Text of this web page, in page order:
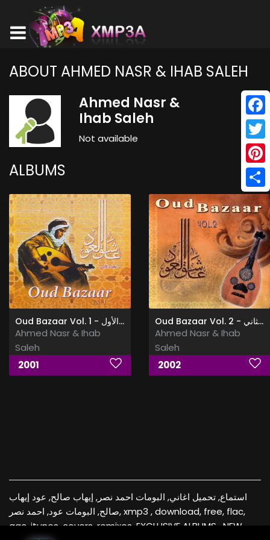
ABOUT AHMED NASR & IHAB SALEH
Ahmed Nasr &
Ihab Saleh
Not available
ALBUMS
Oud Bazaar Vol. 1 - عاشق العود الجزء الأول
Ahmed Nasr & Ihab
Saleh
2001
Oud Bazaar Vol. 2 - عاشق العود الجزء الثاني
Ahmed Nasr & Ihab
Saleh
2002
استماع, تحميل اغاني, البومات احمد نصر, إيهاب صالح, عود إيهاب
صالح, البومات عود, احمد نصر, xmp3 , download, free, flac,
aac, itunes, covers, remixes ,EXCLUSIVE ALBUMS , NEW